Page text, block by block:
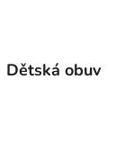
Dětská obuv